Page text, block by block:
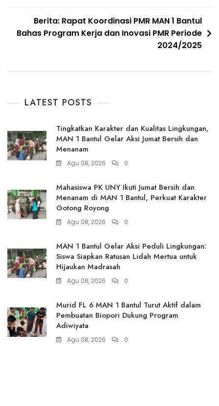
Berita: Rapat Koordinasi PMR MAN 1 Bantul
Bahas Program Kerja dan Inovasi PMR Periode
2024/2025
LATEST POSTS
Tingkatkan Karakter dan Kualitas Lingkungan,
MAN 1 Bantul Gelar Aksi Jumat Bersih dan
Menanam
Agu 08, 2026 0
Mahasiswa PK UNY Ikuti Jumat Bersih dan
Menanam di MAN 1 Bantul, Perkuat Karakter
Gotong Royong
Agu 08, 2026 0
MAN 1 Bantul Gelar Aksi Peduli Lingkungan:
Siswa Siapkan Ratusan Lidah Mertua untuk
Hijaukan Madrasah
Agu 08, 2026 0
Murid FL 6 MAN 1 Bantul Turut Aktif dalam
Pembuatan Biopori Dukung Program
Adiwiyata
Agu 08, 2026 0